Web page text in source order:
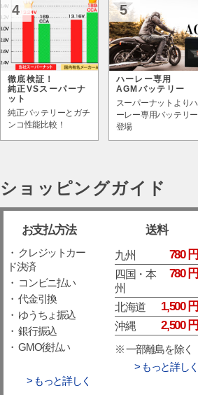
4
徹底検証！
純正VSスーパーナ
ット
純正バッテリーとガチ
ンコ性能比較！
5
ハーレー専用
AGMバッテリー
スーパーナットよりハ
ーレー専用バッテリー
登場
ショッピングガイド
お支払方法
・ クレジットカー
ド決済
・ コンビニ払い
・ 代金引換
・ ゆうちょ振込
・ 銀行振込
・ GMO後払い
> もっと詳しく
送料
九州 780 円
四国・本
州
780 円
北海道 1,500 円
沖縄 2,500 円
※ 一部離島を除く
> もっと詳しく